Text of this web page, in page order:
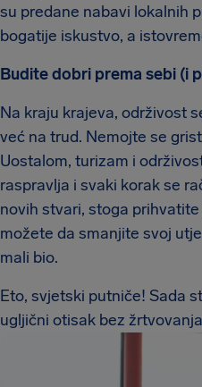
su predane nabavi lokalnih
bogatije iskustvo, a
Budite dobri prema sebi (i
Na kraju krajeva, održivost
već na trud. Nemojte se
Uostalom, turizam i
raspravlja i svaki korak se
novih stvari, stoga
možete da smanjite svoj
mali bio.
Eto, svjetski putniče! Sada
ugljični otisak bez